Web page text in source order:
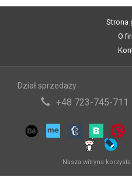
Strona
O
Dział sprzedaży
+48 723-745-711
Nasza witryna